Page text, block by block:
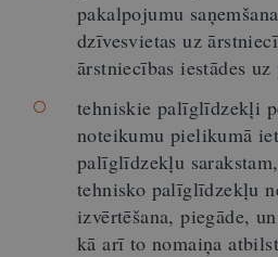
pakalpojumu
dzīvesvietas uz
ārstniecības iestādes
tehniskie palīglīdzekļi
noteikumu pielikumā
palīglīdzekļu
tehnisko palīglīdzekļu
izvērtēšana, piegāde,
kā arī to nomaiņa